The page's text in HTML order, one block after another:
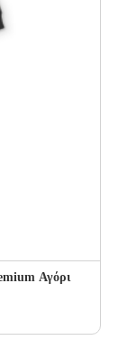
Αγόρι